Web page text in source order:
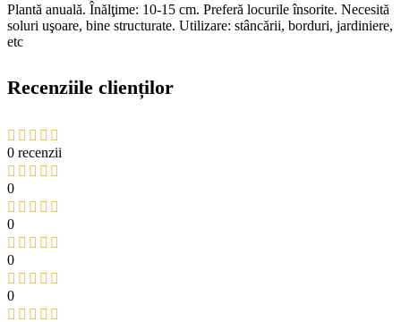
Plantă anuală. Înălţime: 10-15 cm. Preferă locurile însorite. Necesită
soluri uşoare, bine structurate. Utilizare: stâncării, borduri, jardiniere,
etc
Recenziile clienților
0 recenzii
0
0
0
0